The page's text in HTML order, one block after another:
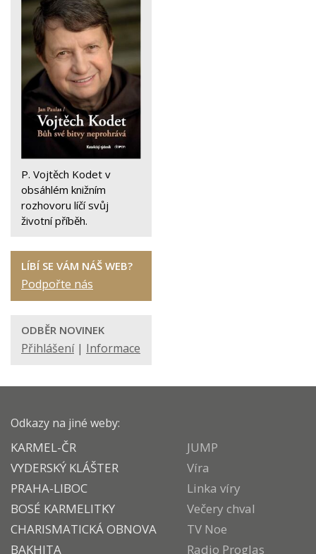
P. Vojtěch Kodet v
obsáhlém knižním
rozhovoru líčí svůj
životní příběh.
LÍBÍ SE VÁM NÁŠ WEB?
Podpořte nás
ODBĚR NOVINEK
Přihlášení| Informace
Odkazy na jiné weby:
KARMEL-ČR
VYDERSKÝ KLÁŠTER
PRAHA-LIBOC
BOSÉ KARMELITKY
CHARISMATICKÁ OBNOVA
BAKHITA
JUMP
Víra
Linka víry
Večery chval
TV Noe
Radio Proglas